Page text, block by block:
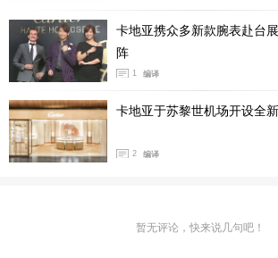
“在国王基金会，我们始终致力于保
高兴此次能与秉持相同热忱的卡地亚携
期待的全新教育项目。本课程为学员提
研习制表装饰艺术领域的专业技艺。通
两大非凡场域培养新生代工艺人才，我
的工艺技艺在未来持续被保护、发展与
基金会教育执行总监 Jacqueline Farrell
修项目。培育制表与大师工艺领域的创
卡地亚携众多新款腕表赴台
阵
1 编译
卡地亚于苏黎世机场开设全
2 编译
暂无评论，快来说几句吧！